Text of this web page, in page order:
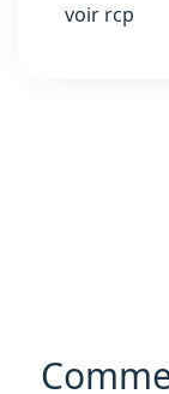
voir rcp